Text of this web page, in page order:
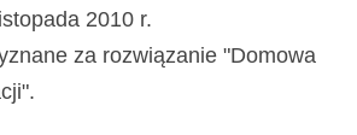
2010 r.
za rozwiązanie "Domowa